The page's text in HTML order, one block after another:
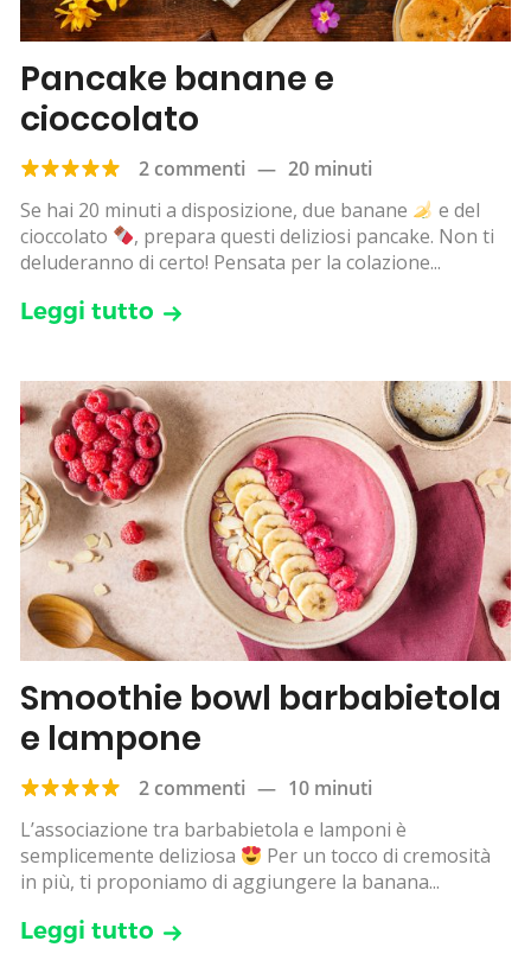
Pancake banane e
cioccolato
2 commenti — 20 minuti
Se hai 20 minuti a disposizione, due banane
e del
cioccolato
, prepara questi deliziosi pancake. Non ti
deluderanno di certo! Pensata per la colazione...
Leggi tutto
Smoothie bowl barbabietola
e lampone
2 commenti — 10 minuti
L’associazione tra barbabietola e lamponi è
semplicemente deliziosa
Per un tocco di cremosità
in più, ti proponiamo di aggiungere la banana...
Leggi tutto